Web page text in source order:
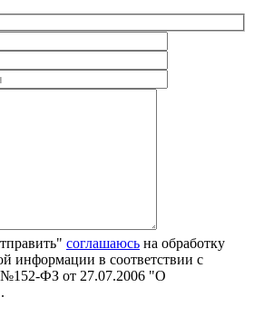
соглашаюсь на обработку
информации в соответствии с
ФЗ от 27.07.2006 "О